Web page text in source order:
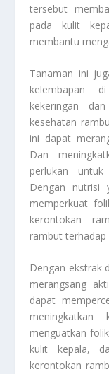
tersebut
pada kulit
membantu
Tanaman ini
kelembapan
kekeringan
kesehatan
ini dapat
Dan
perlukan
Dengan nutrisi
memperkuat
kerontokan
rambut terhadap
Dengan ekstrak
merangsang
dapat
meningkatkan
menguatkan
kulit kepala,
kerontokan